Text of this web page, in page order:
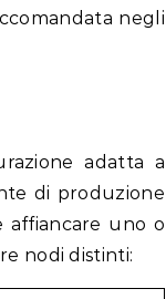
negli
adatta a
di produzione
affiancare uno o
nodi distinti: